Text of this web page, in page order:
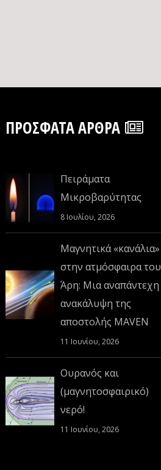
ΠΡΌΣΦΑΤΑ ΆΡΘΡΑ
Πειράματα
Μικροβαρύτητας
8 Ιουλίου, 2026
Μαγνητικά «κανάλια»
στην ατμόσφαιρα του
Άρη: Μια αναπάντεχη
ανακάλυψη της
αποστολής MAVEN
11 Ιουνίου, 2026
Ουρανός και
(μαγνητοσφαιρικό)
νερό!
11 Ιουνίου, 2026